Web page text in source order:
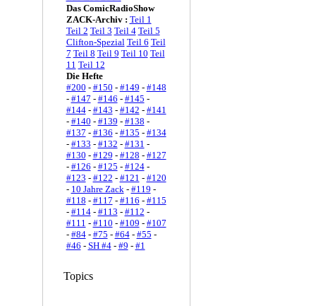
Das ComicRadioShow
ZACK-Archiv : Teil 1
Teil 2 Teil 3 Teil 4 Teil 5
Clifton-Spezial Teil 6 Teil
7 Teil 8 Teil 9 Teil 10 Teil
11 Teil 12
Die Hefte
#200 - #150 - #149 - #148
- #147 - #146 - #145 -
#144- #143 - #142 - #141
- #140 - #139 - #138 -
#137 - #136 - #135 - #134
- #133 - #132 - #131 -
#130 - #129 - #128 - #127
- #126 - #125 - #124-
#123 - #122 - #121 - #120
- 10 Jahre Zack- #119 -
#118 - #117 - #116 - #115
- #114- #113 - #112 -
#111 - #110 - #109 - #107
- #84- #75 - #64- #55 -
#46 - SH #4- #9 - #1
Topics